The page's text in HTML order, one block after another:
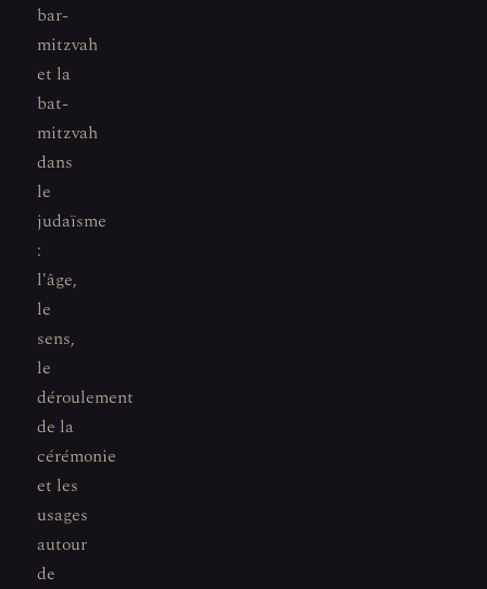
bar-
mitzvah
et la
bat-
mitzvah
dans
le
judaïsme
:
l'âge,
le
sens,
le
déroulement
de la
cérémonie
et les
usages
autour
de